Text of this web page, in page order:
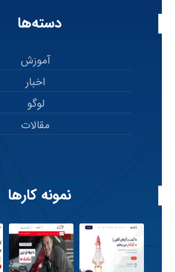
دسته‌ها
آموزش
اخبار
لوگو
مقالات
نمونه کارها